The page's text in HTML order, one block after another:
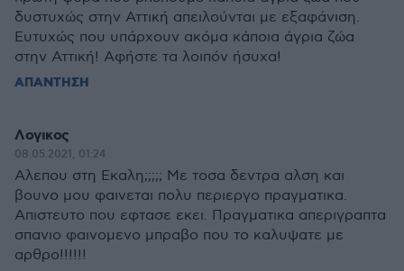
δυστυχώς στην Αττική απειλούνται με εξαφάνιση.
Ευτυχώς που υπάρχουν ακόμα κάποια άγρια ζώα
στην Αττική! Αφήστε τα λοιπόν ήσυχα!
ΑΠΑΝΤΗΣΗ
Λογικος
08.05.2021, 01:24
Αλεπου στη Εκαλη;;;;; Με τοσα δεντρα αλση και
βουνο μου φαινεται πολυ περιεργο πραγματικα.
Απιστευτο που εφτασε εκει. Πραγματικα απεριγραπτα
σπανιο φαινομενο μπραβο που το καλυψατε με
αρθρο!!!!!!